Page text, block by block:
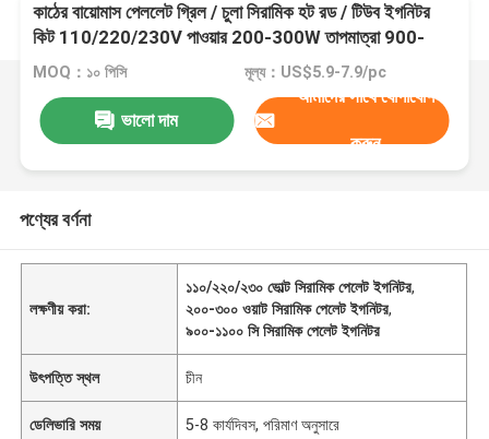
কাঠের বায়োমাস পেললেট গ্রিল / চুলা সিরামিক হট রড / টিউব ইগনিটর
কিট 110/220/230V পাওয়ার 200-300W তাপমাত্রা 900-
1100C ইউডাব্লু 57g
MOQ：১০ পিসি মূল্য：US$5.9-7.9/pc
ভালো দাম
আমাদের সাথে যোগাযোগ
করুন
পণ্যের বর্ণনা
লক্ষণীয় করা:
১১০/২২০/২৩০ ভোল্ট সিরামিক পেলেট ইগনিটর,
২০০-৩০০ ওয়াট সিরামিক পেলেট ইগনিটর,
৯০০-১১০০ সি সিরামিক পেলেট ইগনিটর
উৎপত্তি স্থল চীন
ডেলিভারি সময় 5-8 কার্যদিবস, পরিমাণ অনুসারে